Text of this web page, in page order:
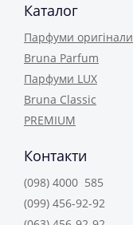
Каталог
Парфуми оригінали
Bruna Parfum
Парфуми LUX
Bruna Classic
PREMIUM
Контакти
(098) 4000 585
(099) 456-92-92